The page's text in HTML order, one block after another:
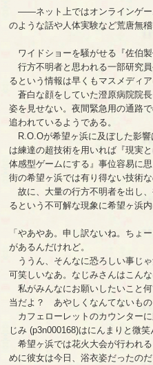
――ネット上ではオンラインゲー
のような話や人体実験など荒唐無
ワイドショーを騒がせる『佐伯製
行方不明者と思われる一部研究
るという情報は早くもマスメディア
蒼白な顔をしていた澄原病院院
姿を見せない。夜間緊急用の通路
追われているようである。
R.O.Oが希望ヶ浜に及ぼした影
は練達の超技術を用いれば『現実
体感型ゲームにする』事位容易に
街の希望ヶ浜では有り得ない技術な
故に、大量の行方不明者を出し
るという不可解な現象に希望ヶ浜
「やあやあ。申し訳ないね。ちょ
があるんだけれど。
ううん、そんなに恐ろしい事じ
可笑しいなあ。なじみさんはこん
私がみんなにお願いしたいこと
当だよ？ あやしくなんてないもの
カフェローレットのカウンター
じみ (p3n000168)はにんまりと微笑
希望ヶ浜では花火大会が行われ
めに彼女は今日、浴衣姿だったのだ